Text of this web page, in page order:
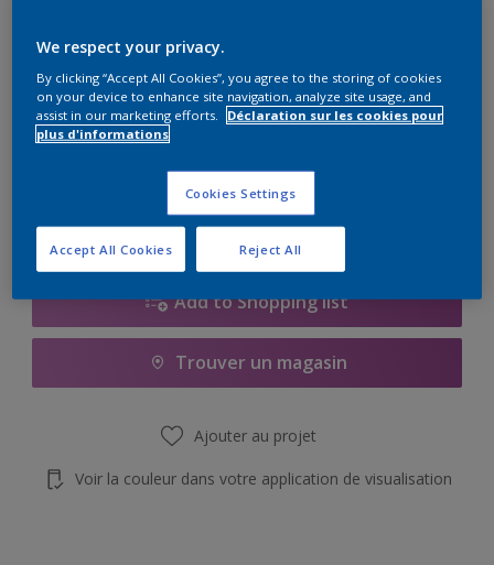
Quantité Calculateur de peinture
Calculer
Ce produit n'est pas destiné à la vente en ligne et ne
peut être acheté que dans des magasins sélectionnés.
Add to Shopping list
Trouver un magasin
Ajouter au projet
Voir la couleur dans votre application de visualisation
We respect your privacy.
By clicking “Accept All Cookies”, you agree to the storing of cookies
on your device to enhance site navigation, analyze site usage, and
assist in our marketing efforts.
Déclaration sur les cookies pour
plus d'informations
Cookies Settings
Reject All
Accept All Cookies